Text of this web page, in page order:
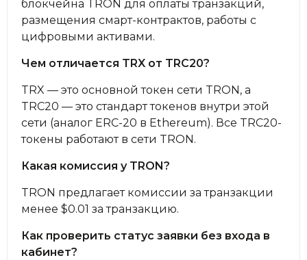
блокчейна TRON для оплаты транзакций,
размещения смарт-контрактов, работы с
цифровыми активами.
Чем отличается TRX от TRC20?
TRX — это основной токен сети TRON, а
TRC20 — это стандарт токенов внутри этой
сети (аналог ERC-20 в Ethereum). Все TRC20-
токены работают в сети TRON.
Какая комиссия у TRON?
TRON предлагает комиссии за транзакции
менее $0.01 за транзакцию.
Как проверить статус заявки без входа в
кабинет?